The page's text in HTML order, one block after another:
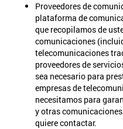
Proveedores de
plataforma de
que recopilamos de
comunicaciones
telecomunicaciones
proveedores de
sea necesario para
empresas de
necesitamos para
y otras
quiere contactar.